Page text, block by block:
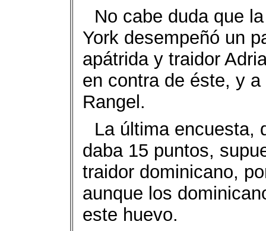
No cabe duda que
York desempeñó un
apátrida y traidor
en contra de éste, y
Rangel.
La última encuesta,
daba 15 puntos,
traidor dominicano,
aunque los
este huevo.